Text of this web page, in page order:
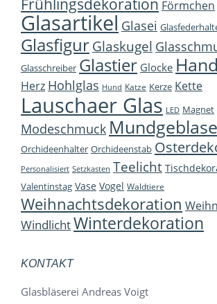
Frühlingsdekoration Förmchen
Glasartikel Glasei
Glasfigur Glaskugel
Glasschreiber Glastier Glocke
Herz Hohlglas Hund Katze Kerze Kette
Lauschaer Glas LED Magnet
Modeschmuck
Orchideenhalter Orchideenstab
Personalisiert Setzkasten Teelicht
Valentinstag Vase Vogel Waldtiere
Weihnachtsdekoration
WindlichtWinterdekoration
KONTAKT
Glasbläserei Andreas Voigt